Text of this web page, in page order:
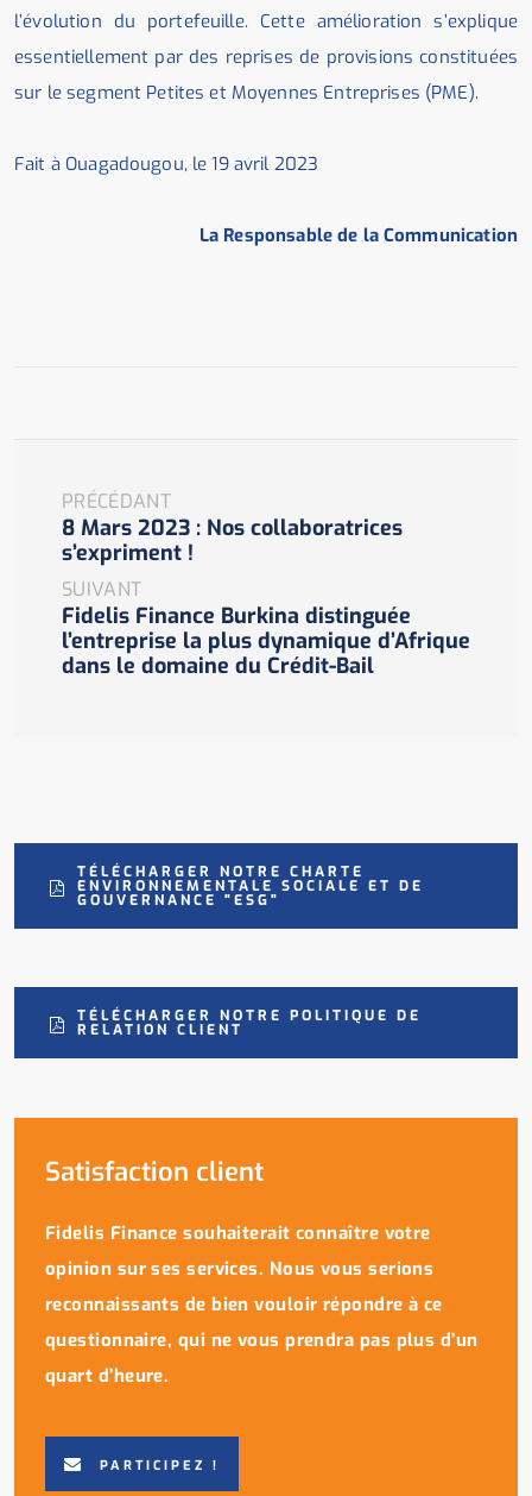
l’évolution du portefeuille. Cette amélioration s’explique
essentiellement par des reprises de provisions constituées
sur le segment Petites et Moyennes Entreprises (PME).
Fait à Ouagadougou, le 19 avril 2023
La Responsable de la Communication
PRÉCÉDANT
8 Mars 2023 : Nos collaboratrices
s’expriment !
SUIVANT
Fidelis Finance Burkina distinguée
l’entreprise la plus dynamique d’Afrique
dans le domaine du Crédit-Bail
TÉLÉCHARGER NOTRE CHARTE
ENVIRONNEMENTALE SOCIALE ET DE
GOUVERNANCE "ESG"
TÉLÉCHARGER NOTRE POLITIQUE DE
RELATION CLIENT
Satisfaction client
Fidelis Finance souhaiterait connaître votre
opinion sur ses services. Nous vous serions
reconnaissants de bien vouloir répondre à ce
questionnaire, qui ne vous prendra pas plus d’un
quart d’heure.
PARTICIPEZ !